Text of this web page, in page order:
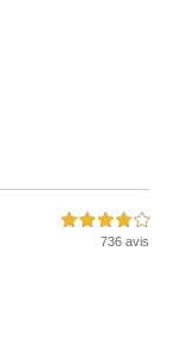
4,0 étoiles sur 5
736 avis